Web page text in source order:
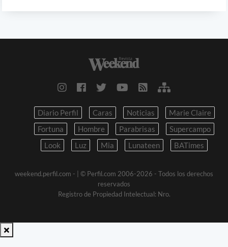
Diario Perfil Caras Noticias
Marie Claire
Fortuna
Hombre Parabrisas
Supercampo
Look
Luz Mia Lunateen BATimes
weekend.perfil.com -
| © Perfil.com 2006-2026 - Todos los derechos
reservados
Registro de Propiedad Intelectual: Nro.